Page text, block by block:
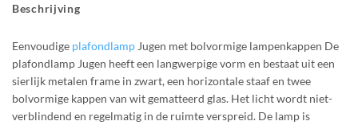
Beschrijving
Eenvoudige plafondlamp Jugen met bolvormige lampenkappen De
plafondlamp Jugen heeft een langwerpige vorm en bestaat uit een
sierlijk metalen frame in zwart, een horizontale staaf en twee
bolvormige kappen van wit gematteerd glas. Het licht wordt niet-
verblindend en regelmatig in de ruimte verspreid. De lamp is